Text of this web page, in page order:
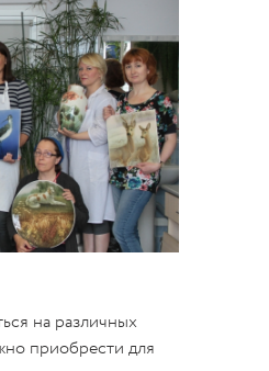
на различных
приобрести для